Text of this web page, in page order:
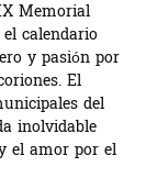
Memorial
calendario
y pasión por
El
del
inolvidable
el amor por el